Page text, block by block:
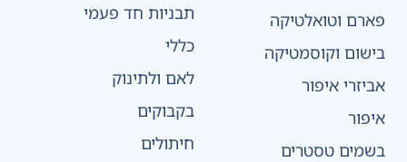
פארם וטואלטיקה
בישום וקוסמטיקה
אביזרי איפור
איפור
בשמים טסטרים
תבניות חד פעמי
כללי
לאם ולתינוק
בקבוקים
חיתולים